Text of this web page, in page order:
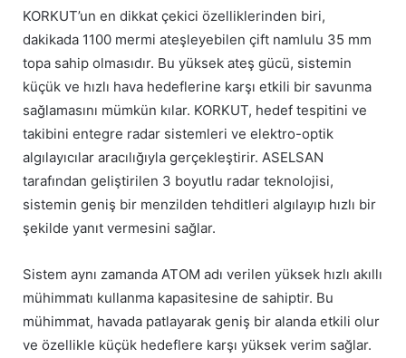
KORKUT’un en dikkat çekici özelliklerinden biri,
dakikada 1100 mermi ateşleyebilen çift namlulu 35 mm
topa sahip olmasıdır. Bu yüksek ateş gücü, sistemin
küçük ve hızlı hava hedeflerine karşı etkili bir savunma
sağlamasını mümkün kılar. KORKUT, hedef tespitini ve
takibini entegre radar sistemleri ve elektro-optik
algılayıcılar aracılığıyla gerçekleştirir. ASELSAN
tarafından geliştirilen 3 boyutlu radar teknolojisi,
sistemin geniş bir menzilden tehditleri algılayıp hızlı bir
şekilde yanıt vermesini sağlar.
Sistem aynı zamanda ATOM adı verilen yüksek hızlı akıllı
mühimmatı kullanma kapasitesine de sahiptir. Bu
mühimmat, havada patlayarak geniş bir alanda etkili olur
ve özellikle küçük hedeflere karşı yüksek verim sağlar.